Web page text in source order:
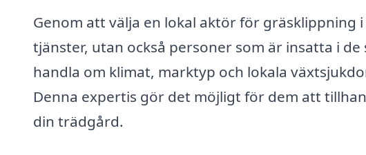
Genom att välja en lokal aktör för
tjänster, utan också personer som är insatta i
handla om klimat, marktyp och lokala
Denna expertis gör det möjligt för dem att
din trädgård.